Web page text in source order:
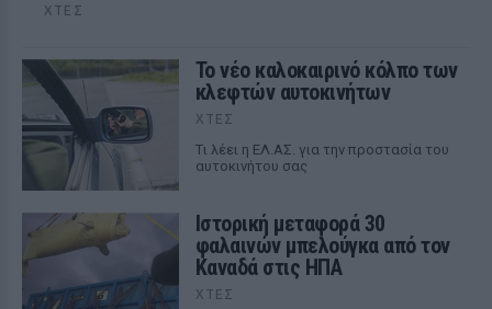
ΧΤΕΣ
Το νέο καλοκαιρινό κόλπο των
κλεφτών αυτοκινήτων
ΧΤΕΣ
Tι λέει η ΕΛ.ΑΣ. για την προστασία του
αυτοκινήτου σας
Ιστορική μεταφορά 30
φαλαινών μπελούγκα από τον
Καναδά στις ΗΠΑ
ΧΤΕΣ